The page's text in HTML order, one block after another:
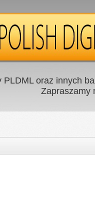
PLDML oraz innych
Zapraszamy